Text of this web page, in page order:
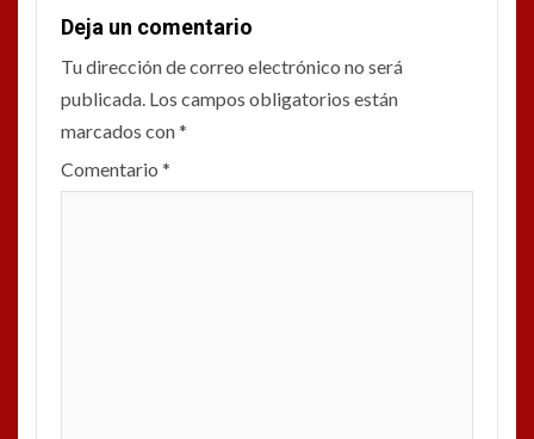
Deja un comentario
Tu dirección de correo electrónico no será
publicada. Los campos obligatorios están
marcados con*
Comentario *